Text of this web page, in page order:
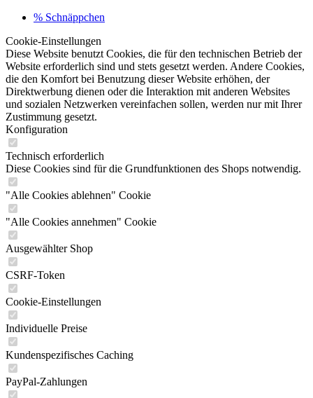
% Schnäppchen
Cookie-Einstellungen
Diese Website benutzt Cookies, die für den technischen Betrieb der
Website erforderlich sind und stets gesetzt werden. Andere Cookies,
die den Komfort bei Benutzung dieser Website erhöhen, der
Direktwerbung dienen oder die Interaktion mit anderen Websites
und sozialen Netzwerken vereinfachen sollen, werden nur mit Ihrer
Zustimmung gesetzt.
Konfiguration
Technisch erforderlich
Diese Cookies sind für die Grundfunktionen des Shops notwendig.
"Alle Cookies ablehnen" Cookie
"Alle Cookies annehmen" Cookie
Ausgewählter Shop
CSRF-Token
Cookie-Einstellungen
Individuelle Preise
Kundenspezifisches Caching
PayPal-Zahlungen